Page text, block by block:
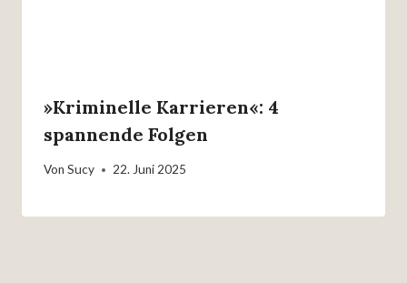
»Kriminelle Karrieren«: 4
spannende Folgen
Von Sucy 22. Juni 2025